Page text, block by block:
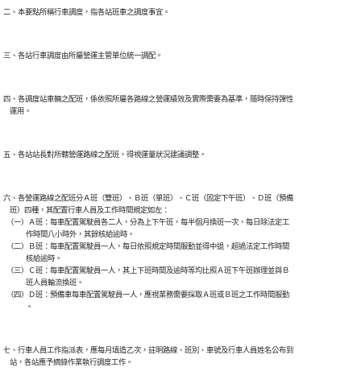
二、本要點所稱行車調度，指各站班車之調度事宜。
三、各站行車調度由所屬營運主管單位統一調配。
四、各調度站車輛之配班，係依照所屬各路線之營運績效及實際需要為基準，隨時保持彈性
    運用。
五、各站站長對所轄營運路線之配班，得視運量狀況建議調整。
六、各營運路線之配班分Ａ班（雙班）、Ｂ班（單班）、Ｃ班（固定下午班）、Ｄ班（預備
    班）四種，其配置行車人員及工作時間規定如左：
  （一）Ａ班：每車配置駕駛員各二人，分為上下午班，每半個月換班一次，每日除法定工
              作時間八小時外，其餘核給逾時。
  （二）Ｂ班：每車配置駕駛員一人，每日依照規定時間服勤並得中退，超過法定工作時間
              核給逾時。
  （三）Ｃ班：每車配置駕駛員一人，其上下班時間及逾時等均比照Ａ班下午班辦理並與Ｂ
              班人員輪流換班。
  （四）Ｄ班：預備車每車配置駕駛員一人，應視業務需要採取Ａ班或Ｂ班之工作時間服勤
              。
七、行車人員工作指派表，應每月填造乙次，註明路線、班別、車號及行車人員姓名公布到
    站，各站應予摘錄作業執行調度工作。